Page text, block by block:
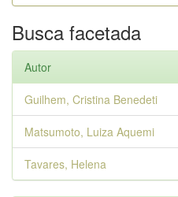
Busca facetada
Autor
Guilhem, Cristina Benedeti
Matsumoto, Luiza Aquemi
Tavares, Helena